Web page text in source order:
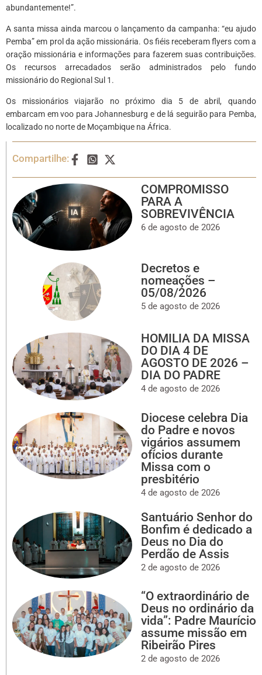
abundantemente!”.
A santa missa ainda marcou o lançamento da campanha: “eu ajudo
Pemba” em prol da ação missionária. Os fiéis receberam flyers com a
oração missionária e informações para fazerem suas contribuições.
Os recursos arrecadados serão administrados pelo fundo
missionário do Regional Sul 1.
Os missionários viajarão no próximo dia 5 de abril, quando
embarcam em voo para Johannesburg e de lá seguirão para Pemba,
localizado no norte de Moçambique na África.
Compartilhe:
COMPROMISSO
PARA A
SOBREVIVÊNCIA
6 de agosto de 2026
Decretos e
nomeações –
05/08/2026
5 de agosto de 2026
HOMILIA DA MISSA
DO DIA 4 DE
AGOSTO DE 2026 –
DIA DO PADRE
4 de agosto de 2026
Diocese celebra Dia
do Padre e novos
vigários assumem
ofícios durante
Missa com o
presbitério
4 de agosto de 2026
Santuário Senhor do
Bonfim é dedicado a
Deus no Dia do
Perdão de Assis
2 de agosto de 2026
“O extraordinário de
Deus no ordinário da
vida”: Padre Maurício
assume missão em
Ribeirão Pires
2 de agosto de 2026